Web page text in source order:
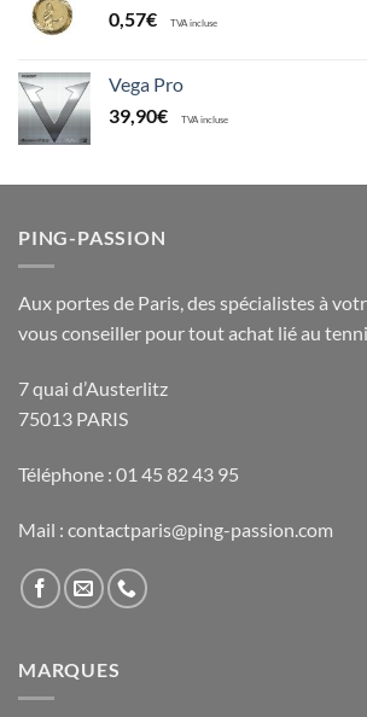
0,57€ TVA incluse
Vega Pro
39,90€ TVA incluse
PING-PASSION
Aux portes de Paris, des spécialistes à
vous conseiller pour tout achat lié au
7 quai d’Austerlitz
75013 PARIS
Téléphone : 01 45 82 43 95
Mail : contactparis@ping-passion.com
MARQUES